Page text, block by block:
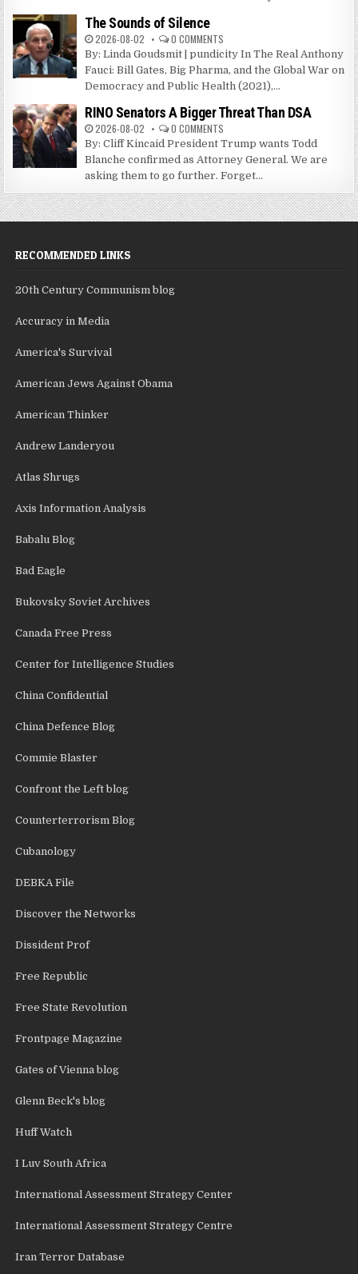
The Sounds of Silence
2026-08-02 0 COMMENTS
By: Linda Goudsmit | pundicity In The Real Anthony
Fauci: Bill Gates, Big Pharma, and the Global War on
Democracy and Public Health (2021),...
RINO Senators A Bigger Threat Than DSA
2026-08-02 0 COMMENTS
By: Cliff Kincaid President Trump wants Todd
Blanche confirmed as Attorney General. We are
asking them to go further. Forget...
RECOMMENDED LINKS
20th Century Communism blog
Accuracy in Media
America's Survival
American Jews Against Obama
American Thinker
Andrew Landeryou
Atlas Shrugs
Axis Information Analysis
Babalu Blog
Bad Eagle
Bukovsky Soviet Archives
Canada Free Press
Center for Intelligence Studies
China Confidential
China Defence Blog
Commie Blaster
Confront the Left blog
Counterterrorism Blog
Cubanology
DEBKA File
Discover the Networks
Dissident Prof
Free Republic
Free State Revolution
Frontpage Magazine
Gates of Vienna blog
Glenn Beck's blog
Huff Watch
I Luv South Africa
International Assessment Strategy Center
International Assessment Strategy Centre
Iran Terror Database